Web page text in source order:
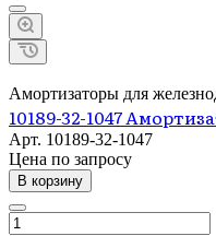
Амортизаторы для
10189-32-1047
Арт. 10189-32-1047
Цена по запросу
В корзину